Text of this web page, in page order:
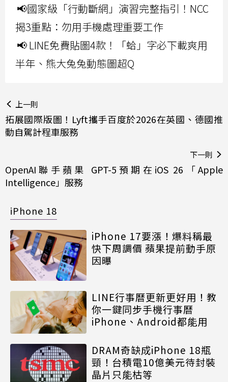
📢國家級「行動斷網」演習完整指引！NCC
揭3重點：勿用手機處理重要工作
📢 LINE免費貼圖4款！「蛤」字必下載爽用
半年、熊大兔兔動態圖超Q
上一則
拓展國際版圖！Lyft攜手百度於2026在英國、德國推
動自駕計程車服務
下一則
OpenAI聯手蘋果 GPT-5預期在iOS 26「Apple
Intelligence」服務
iPhone 18
iPhone 17要漲！爆料稱最
快下周調價 蘋果提前動手原
因曝
LINE行事曆更新更好用！教
你一鍵同步手機行事曆
iPhone、Android都能用
DRAM奇缺成iPhone 18瓶
頸！台積電10億美元待封裝
晶片只能枯等